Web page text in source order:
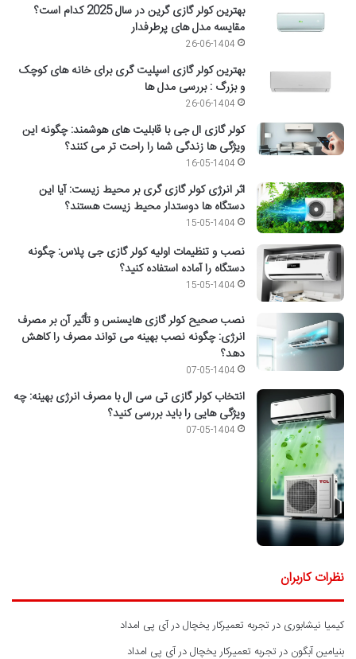
بهترین کولر گازی گرین در سال 2025 کدام است؟
مقایسه مدل های پرطرفدار
26-06-1404
بهترین کولر گازی اسپلیت گری برای خانه های کوچک
و بزرگ : بررسی مدل ها
26-06-1404
کولر گازی ال جی با قابلیت های هوشمند: چگونه این
ویژگی ها زندگی شما را راحت تر می کنند؟
16-05-1404
اثر انرژی کولر گازی گری بر محیط زیست: آیا این
دستگاه ها دوستدار محیط زیست هستند؟
15-05-1404
نصب و تنظیمات اولیه کولر گازی جی پلاس: چگونه
دستگاه را آماده استفاده کنید؟
15-05-1404
نصب صحیح کولر گازی هایسنس و تأثیر آن بر مصرف
انرژی: چگونه نصب بهینه می تواند مصرف را کاهش
دهد؟
07-05-1404
انتخاب کولر گازی تی سی ال با مصرف انرژی بهینه: چه
ویژگی هایی را باید بررسی کنید؟
07-05-1404
نظرات کاربران
کیمیا نیشابوری درتجربه تعمیرکار یخچال در آی پی امداد
بنیامین آبگون درتجربه تعمیرکار یخچال در آی پی امداد